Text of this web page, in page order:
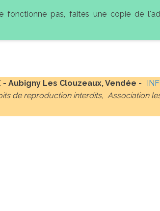
fonctionne pas, faites une copie de
Aubigny Les Clouzeaux, Vendée -
de reproduction interdits, Association